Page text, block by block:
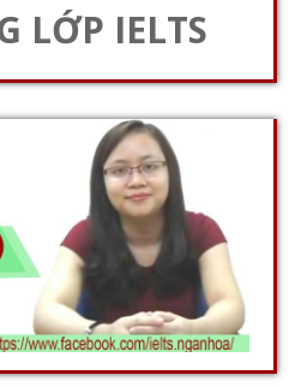
LỚP IELTS